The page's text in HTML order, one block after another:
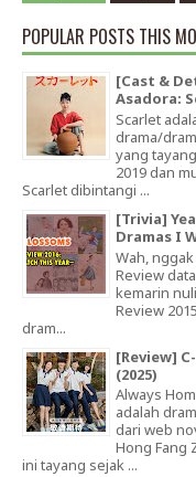
POPULAR POSTS THIS
[Cast &
Asadora:
Scarlet
drama/
yang
2019 dan
Scarlet dibintangi ...
[Trivia]
Dramas I
Wah,
Review
kemarin
Review
dram...
[Review]
(2025)
Always
adalah
dari web
Hong Fang
ini tayang sejak ...